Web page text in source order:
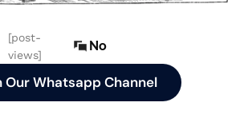
[post-
views]
No
Our Whatsapp Channel